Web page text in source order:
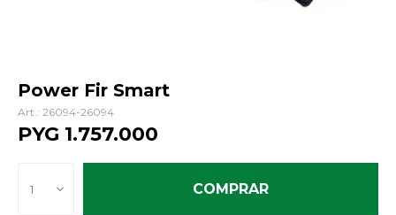
Power Fir Smart
26094-26094
PYG 1.757.000
1 COMPRAR